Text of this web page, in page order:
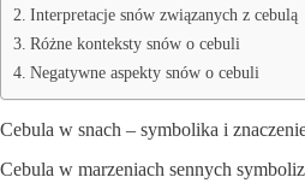
Interpretacje snów związanych z cebulą
Różne konteksty snów o cebuli
Negatywne aspekty snów o cebuli
Cebula w snach – symbolika i
Cebula w marzeniach sennych